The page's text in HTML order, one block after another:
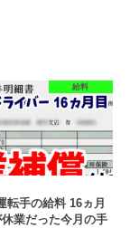
給料
転手の給料 16ヵ月
休業だった今月の手